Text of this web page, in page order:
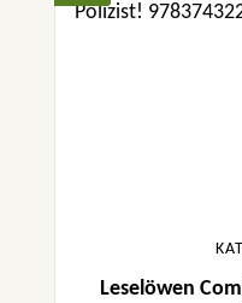
Leselöwen